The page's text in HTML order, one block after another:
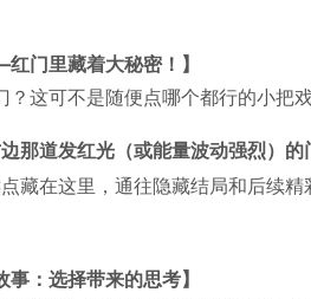
门里藏着大秘密！】
这可不是随便点哪个都行的小把戏
那道发红光（或能量波动强烈）的
藏在这里，通往隐藏结局和后续
事：选择带来的思考】